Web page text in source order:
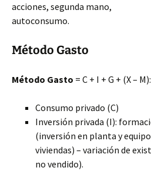
acciones, segunda mano,
autoconsumo.
Método Gasto
Método Gasto = C + I + G + (X – M):
Consumo privado (C)
Inversión privada (I):
(inversión en planta y
viviendas) – variación de
no vendido).